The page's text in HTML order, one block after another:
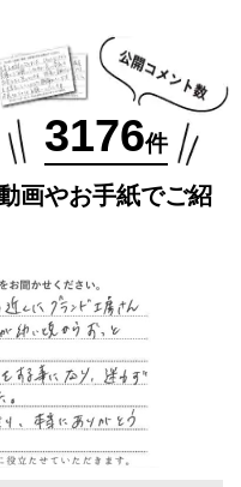
画やお手紙でご紹
3176